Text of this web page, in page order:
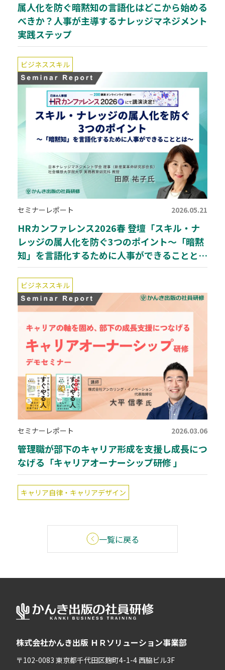
属人化を防ぐ暗黙知の言語化はどこから始める
べきか？人事が主導するナレッジマネジメント
実践ステップ
ビジネススキル
セミナーレポート 2026.05.21
HRカンファレンス2026春 登壇「スキル・ナ
レッジの属人化を防ぐ3つのポイント～「暗黙
知」を言語化するために人事ができることとは
～」
ビジネススキル
セミナーレポート 2026.03.06
管理職が部下のキャリア形成を支援し成長につ
なげる「キャリアオーナーシップ研修 」
キャリア自律・キャリアデザイン
一覧に戻る
株式会社かんき出版 ＨＲソリューション事業部
〒102-0083 東京都千代田区麹町4-1-4 西脇ビル3F